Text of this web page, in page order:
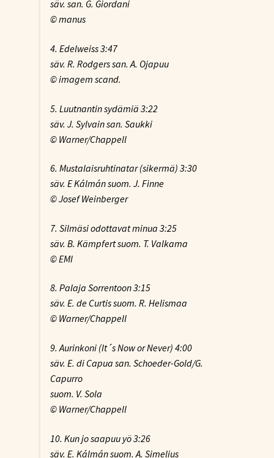
säv. san. G. Giordani
© manus
4. Edelweiss3:47
säv. R. Rodgers san. A. Ojapuu
© imagem scand.
5. Luutnantin sydämiä 3:22
säv. J. Sylvain san. Saukki
© Warner/Chappell
6. Mustalaisruhtinatar (sikermä) 3:30
säv. E Kálmán suom. J. Finne
© Josef Weinberger
7. Silmäsi odottavat minua 3:25
säv. B. Kämpfert suom. T. Valkama
© EMI
8. Palaja Sorrentoon3:15
säv. E. de Curtis suom. R. Helismaa
© Warner/Chappell
9. Aurinkoni (It´s Now or Never) 4:00
säv. E. di Capua san. Schoeder-Gold/G.
Capurro
suom. V. Sola
© Warner/Chappell
10. Kun jo saapuu yö3:26
säv. E. Kálmán suom. A. Simelius